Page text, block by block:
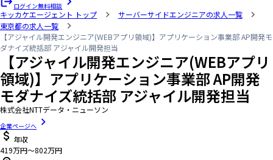
ログイン無料相談
キッカケエージェント トップ
サーバーサイドエンジニアの求人一覧
東京都の求人一覧
【アジャイル開発エンジニア(WEBアプリ領域)】アプリケーション事業部 AP開発モ
ダナイズ統括部 アジャイル開発担当
【アジャイル開発エンジニア(WEBアプリ
領域)】アプリケーション事業部 AP開発
モダナイズ統括部 アジャイル開発担当
株式会社NTTデータ・ニューソン
企業ページへ
年収
419万円〜802万円